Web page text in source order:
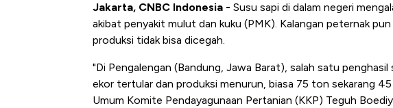
Jakarta, CNBC Indonesia - Susu sapi di dalam negeri
akibat penyakit mulut dan kuku (PMK). Kalangan peternak
produksi tidak bisa dicegah.
"Di Pengalengan (Bandung, Jawa Barat), salah satu
ekor tertular dan produksi menurun, biasa 75 ton sekarang
Umum Komite Pendayagunaan Pertanian (KKP) Teguh